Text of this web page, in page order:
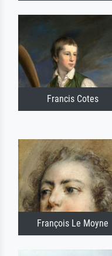
Francis Cotes
François Le Moyne